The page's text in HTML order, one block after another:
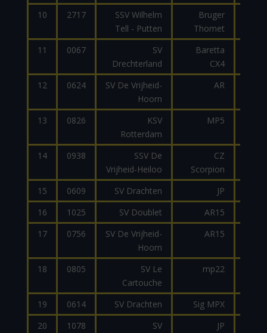
10 2717
SSV Wilhelm
Tell - Putten
Bruger
Thomet
11 0067
SV
Drechterland
Baretta
CX4
12 0624
SV De Vrijheid-
Hoorn
AR
13 0826
KSV
Rotterdam
MP5
14 0938
SSV De
Vrijheid-Heiloo
CZ
Scorpion
15 0609 SV Drachten JP
16
1025 SV Doublet AR15
17
0756
SV De Vrijheid-
Hoorn
AR15
18 0805
SV Le
Cartouche
mp22
19 0614 SV Drachten Sig MPX
20
1078
SV
JP